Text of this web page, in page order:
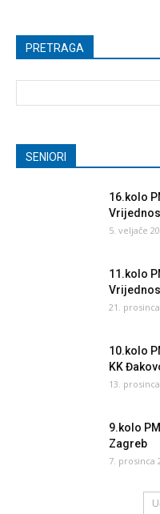
PRETRAGA
SENIORI
16.kolo
5. veljače
11.kolo
21. prosinca
10.kolo
KK
13. prosinca
9.kolo
Zagreb
7. prosinca